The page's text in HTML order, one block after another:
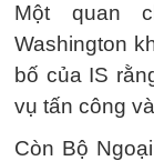
Một quan
Washington
bố của IS
vụ tấn công
Còn Bộ